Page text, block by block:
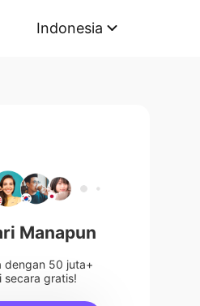
Indonesia
Manapun
dengan 50 juta+
secara gratis!